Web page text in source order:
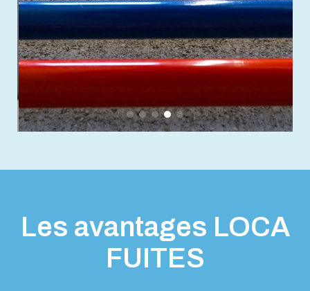
Les avantages LOCA
FUITES